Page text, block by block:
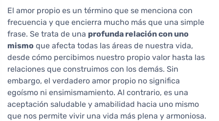
El amor propio es un término que se menciona con
frecuencia y que encierra mucho más que una simple
frase. Se trata de una profunda relación con uno
mismo que afecta todas las áreas de nuestra vida,
desde cómo percibimos nuestro propio valor hasta las
relaciones que construimos con los demás. Sin
embargo, el verdadero amor propio no significa
egoísmo ni ensimismamiento. Al contrario, es una
aceptación saludable y amabilidad hacia uno mismo
que nos permite vivir una vida más plena y armoniosa.